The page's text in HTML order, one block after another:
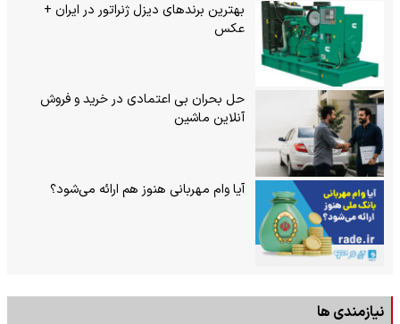
بهترین برندهای دیزل ژنراتور در ایران +
عکس
حل بحران بی‌ اعتمادی در خرید و فروش
آنلاین ماشین
آیا وام مهربانی هنوز هم ارائه می‌شود؟
نیازمندی ها